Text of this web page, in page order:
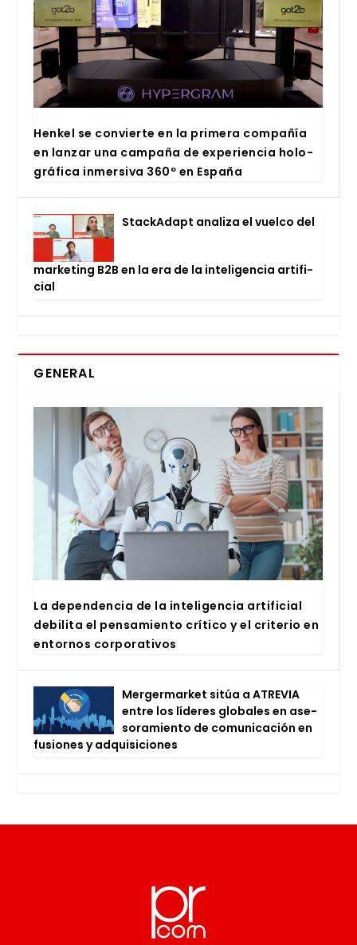
Hen­kel se con­vier­te en la pri­me­ra com­pa­ñía
en lan­zar una cam­pa­ña de expe­rien­cia holo­
grá­fi­ca inmer­si­va 360º en Espa­ña
Stac­kA­dapt ana­li­za el vuel­co del
mar­ke­ting B2B en la era de la inte­li­gen­cia arti­fi­
cial
GENERAL
La depen­den­cia de la inte­li­gen­cia arti­fi­cial
debi­li­ta el pen­sa­mien­to crí­ti­co y el cri­te­rio en
entor­nos cor­po­ra­ti­vos
Mer­ger­mar­ket sitúa a ATRE­VIA
entre los líde­res glo­ba­les en ase­
so­ra­mien­to de comu­ni­ca­ción en
fusio­nes y adqui­si­cio­nes